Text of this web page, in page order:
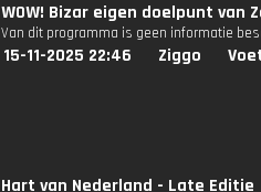
WOW! Bizar eigen doelpunt van
Van dit programma is geen informatie
15-11-2025 22:46 Ziggo
Hart van Nederland - Late Editie